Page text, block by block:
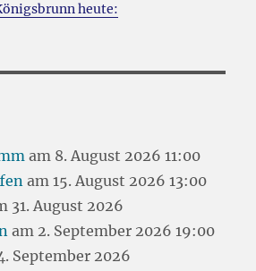
heute:
am 8. August 2026 11:00
am 15. August 2026 13:00
31. August 2026
am 2. September 2026 19:00
September 2026